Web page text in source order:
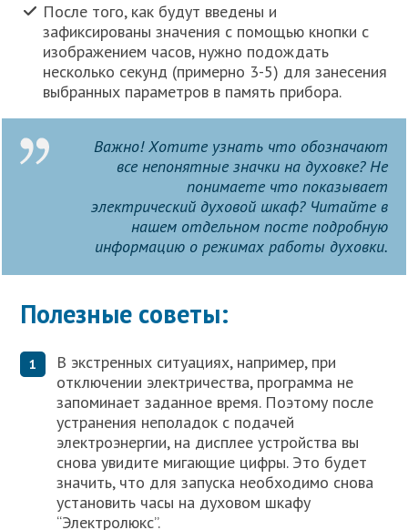
После того, как будут введены и
зафиксированы значения с помощью кнопки с
изображением часов, нужно подождать
несколько секунд (примерно 3-5) для занесения
выбранных параметров в память прибора.
Важно! Хотите узнать что обозначают
все непонятные значки на духовке? Не
понимаете что показывает
электрический духовой шкаф? Читайте в
нашем отдельном посте подробную
информацию о режимах работы духовки.
Полезные советы:
В экстренных ситуациях, например, при
отключении электричества, программа не
запоминает заданное время. Поэтому после
устранения неполадок с подачей
электроэнергии, на дисплее устройства вы
снова увидите мигающие цифры. Это будет
значить, что для запуска необходимо снова
установить часы на духовом шкафу
“Электролюкс”.